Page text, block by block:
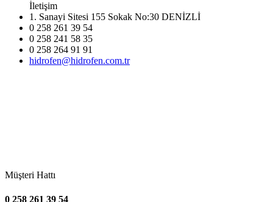
İletişim
1. Sanayi Sitesi 155 Sokak No:30 DENİZLİ
0 258 261 39 54
0 258 241 58 35
0 258 264 91 91
hidrofen@hidrofen.com.tr
Müşteri Hattı
0 258 261 39 54